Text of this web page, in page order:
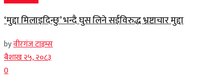
‘मुद्दा मिलाइदिन्छु’ भन्दै घुस लिने सईविरुद्ध भ्रष्टाचार मुद्दा
byवीरगंज टाइम्स
बैशाख २५, २०८३
0